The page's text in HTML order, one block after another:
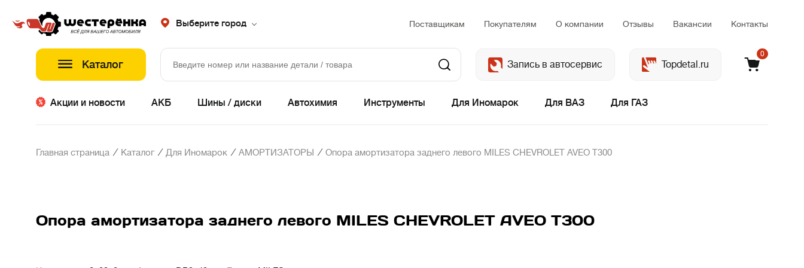
Выберите город Поставщикам Покупателям О компании Отзывы Вакансии Контакты
Каталог Запись в автосервис Topdetal.ru
0
Акции и новости АКБ Шины / диски Автохимия Инструменты Для Иномарок Для ВАЗ Для ГАЗ
Главная страница / Каталог / Для Иномарок / АМОРТИЗАТОРЫ / Опора амортизатора заднего левого MILES CHEVROLET AVEO T300
Опора амортизатора заднего левого MILES CHEVROLET AVEO T300